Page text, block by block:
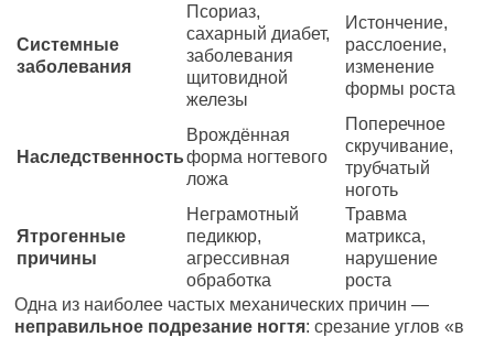
Системные
заболевания
Псориаз,
сахарный диабет,
заболевания
щитовидной
железы
Истончение,
расслоение,
изменение
формы роста
Наследственность
Врождённая
форма ногтевого
ложа
Поперечное
скручивание,
трубчатый
ноготь
Ятрогенные
причины
Неграмотный
педикюр,
агрессивная
обработка
Травма
матрикса,
нарушение
роста
Одна из наиболее частых механических причин —
неправильное подрезание ногтя: срезание углов «в